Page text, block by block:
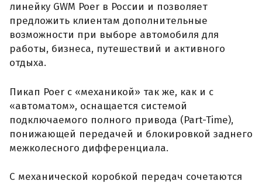
линейку GWM Poer в России и позволяет
предложить клиентам дополнительные
возможности при выборе автомобиля для
работы, бизнеса, путешествий и активного
отдыха.
Пикап Poer с «механикой» так же, как и с
«автоматом», оснащается системой
подключаемого полного привода (Part-Time),
понижающей передачей и блокировкой заднего
межколесного дифференциала.
С механической коробкой передач сочетаются